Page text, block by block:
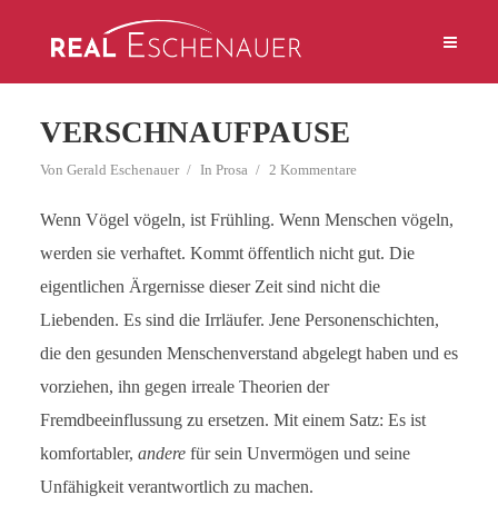
VERSCHNAUFPAUSE
Von Gerald Eschenauer In Prosa 2 Kommentare
Wenn Vögel vögeln, ist Frühling. Wenn Menschen vögeln,
werden sie verhaftet. Kommt öffentlich nicht gut. Die
eigentlichen Ärgernisse dieser Zeit sind nicht die
Liebenden. Es sind die Irrläufer. Jene Personenschichten,
die den gesunden Menschenverstand abgelegt haben und es
vorziehen, ihn gegen irreale Theorien der
Fremdbeeinflussung zu ersetzen. Mit einem Satz: Es ist
komfortabler, anderefür sein Unvermögen und seine
Unfähigkeit verantwortlich zu machen.